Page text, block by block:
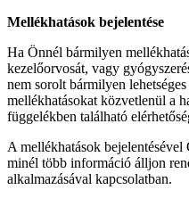
Mellékhatások bejelentése
Ha Önnél bármilyen
kezelőorvosát, vagy
nem sorolt bármilyen
mellékhatásokat közvetlenül a
függelékben található
A mellékhatások
minél több információ álljon
alkalmazásával kapcsolatban.